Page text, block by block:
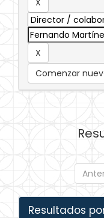
Comenzar
Resultados